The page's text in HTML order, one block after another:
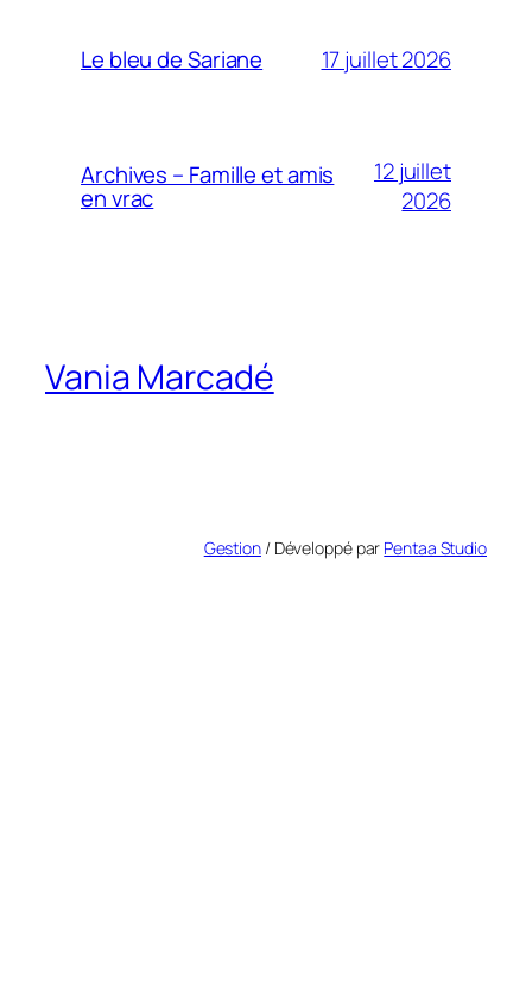
Le bleu de Sariane 17 juillet 2026
Archives – Famille et amis
en vrac
12 juillet
2026
Vania Marcadé
Gestion/ Développé par Pentaa Studio